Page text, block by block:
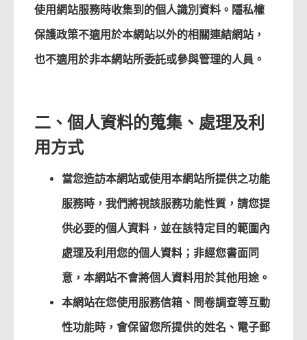
使用網站服務時收集到的個人識別資料。隱私權
保護政策不適用於本網站以外的相關連結網站，
也不適用於非本網站所委託或參與管理的人員。
二、個人資料的蒐集、處理及利
用方式
當您造訪本網站或使用本網站所提供之功能
服務時，我們將視該服務功能性質，請您提
供必要的個人資料，並在該特定目的範圍內
處理及利用您的個人資料；非經您書面同
意，本網站不會將個人資料用於其他用途。
本網站在您使用服務信箱、問卷調查等互動
性功能時，會保留您所提供的姓名、電子郵